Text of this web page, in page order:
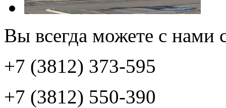
Вы всегда можете с нами
+7 (3812) 373-595
+7 (3812) 550-390